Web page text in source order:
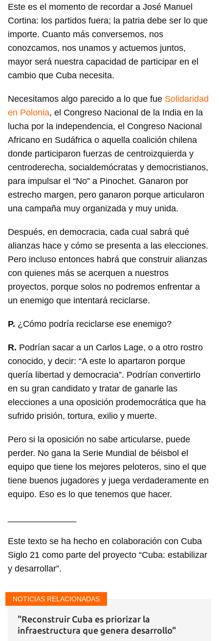
Este es el momento de recordar a José Manuel
Cortina: los partidos fuera; la patria debe ser lo que
importe. Cuanto más conversemos, nos
conozcamos, nos unamos y actuemos juntos,
mayor será nuestra capacidad de participar en el
cambio que Cuba necesita.
Necesitamos algo parecido a lo que fue Solidaridad
en Polonia, el Congreso Nacional de la India en la
lucha por la independencia, el Congreso Nacional
Africano en Sudáfrica o aquella coalición chilena
donde participaron fuerzas de centroizquierda y
centroderecha, socialdemócratas y democristianos,
para impulsar el “No” a Pinochet. Ganaron por
estrecho margen, pero ganaron porque articularon
una campaña muy organizada y muy unida.
Después, en democracia, cada cual sabrá qué
alianzas hace y cómo se presenta a las elecciones.
Pero incluso entonces habrá que construir alianzas
con quienes más se acerquen a nuestros
proyectos, porque solos no podremos enfrentar a
un enemigo que intentará reciclarse.
P. ¿Cómo podría reciclarse ese enemigo?
R. Podrían sacar a un Carlos Lage, o a otro rostro
conocido, y decir: “A este lo apartaron porque
quería libertad y democracia”. Podrían convertirlo
en su gran candidato y tratar de ganarle las
elecciones a una oposición prodemocrática que ha
sufrido prisión, tortura, exilio y muerte.
Pero si la oposición no sabe articularse, puede
perder. No gana la Serie Mundial de béisbol el
equipo que tiene los mejores peloteros, sino el que
tiene buenos jugadores y juega verdaderamente en
equipo. Eso es lo que tenemos que hacer.
Este texto se ha hecho en colaboración con Cuba
Siglo 21 como parte del proyecto “Cuba: estabilizar
y desarrollar”.
NOTICIAS RELACIONADAS
"Reconstruir Cuba es priorizar la
infraestructura que genera desarrollo"